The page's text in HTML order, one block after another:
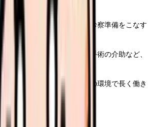
：
外来回転が速く、次々と診察準備をこなす
：
吸引・ネブライザー・小手術の介助など、
心
る人：
日勤のみ・定時退勤の環境で長く働き